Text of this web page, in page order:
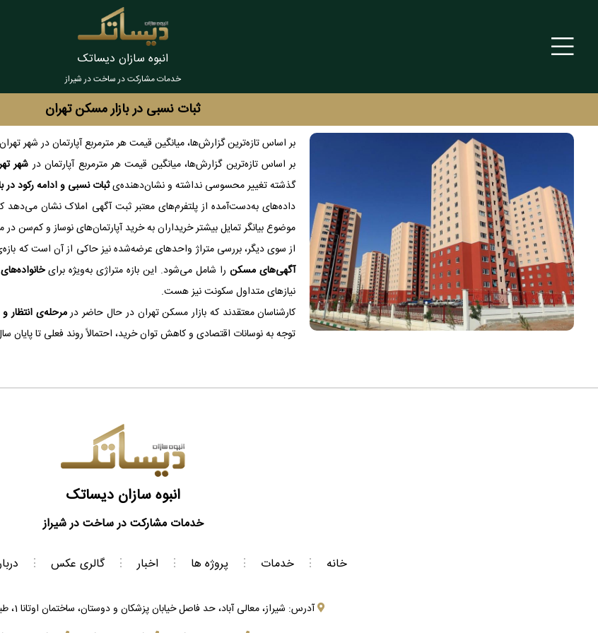
انبوه سازان دیساتک
خدمات مشارکت در ساخت در شیراز
ثبات نسبی در بازار مسکن تهران
بر اساس تازه‌ترین گزارش‌ها، میانگین قیمت هر مترمربع آپارتمان در شهر تهران در روز گذشته حدود ۱۲۳
بر اساس تازه‌ترین گزارش‌ها، میانگین قیمت هر مترمربع آپارتمان در شهر
گذشته تغییر محسوسی نداشته و نشان‌دهنده‌یثبات نسبی و ادامه رکود در
داده‌های به‌دست‌آمده از پلتفرم‌های معتبر ثبت آگهی املاک نشان
موضوع بیانگر تمایل بیشتر خریداران به خرید آپارتمان‌های نوساز و کم‌سن
از سوی دیگر، بررسی متراژ واحدهای عرضه‌شده نیز حاکی از آن است که
آگهی‌های مسکنرا شامل می‌شود. این بازه متراژی به‌ویژه برای
نیازهای متداول سکونت نیز هست.
کارشناسان معتقدند که بازار مسکن تهران در حال حاضر درمرحله‌ی انتظار
توجه به نوسانات اقتصادی و کاهش توان خرید، احتمالاً روند فعلی تا پایان
انبوه سازان دیساتک
خدمات مشارکت در ساخت در شیراز
خانه ⋮ خدمات ⋮ پروژه ها ⋮ اخبار ⋮ گالری عکس ⋮
آدرس: شیراز، معالی آباد، حد فاصل خیابان پزشکان و دوستان، ساختمان اوتانا 1، طبقه چهارم، واحد 406